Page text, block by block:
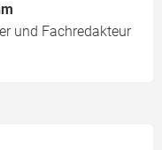
und Fachredakteur